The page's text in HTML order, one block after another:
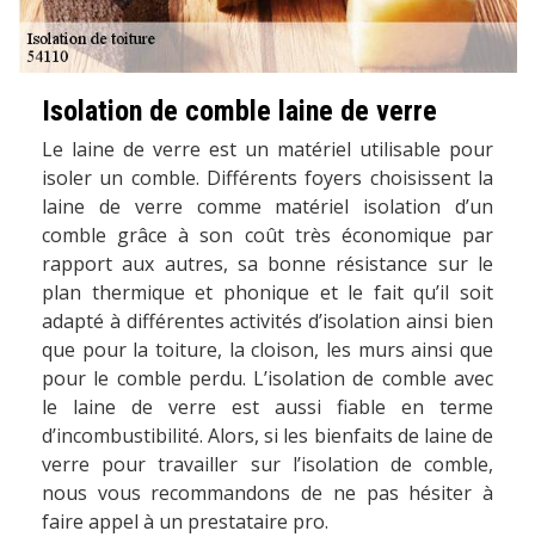
Isolation de comble laine de verre
Le laine de verre est un matériel utilisable pour
isoler un comble. Différents foyers choisissent la
laine de verre comme matériel isolation d’un
comble grâce à son coût très économique par
rapport aux autres, sa bonne résistance sur le
plan thermique et phonique et le fait qu’il soit
adapté à différentes activités d’isolation ainsi bien
que pour la toiture, la cloison, les murs ainsi que
pour le comble perdu. L’isolation de comble avec
le laine de verre est aussi fiable en terme
d’incombustibilité. Alors, si les bienfaits de laine de
verre pour travailler sur l’isolation de comble,
nous vous recommandons de ne pas hésiter à
faire appel à un prestataire pro.